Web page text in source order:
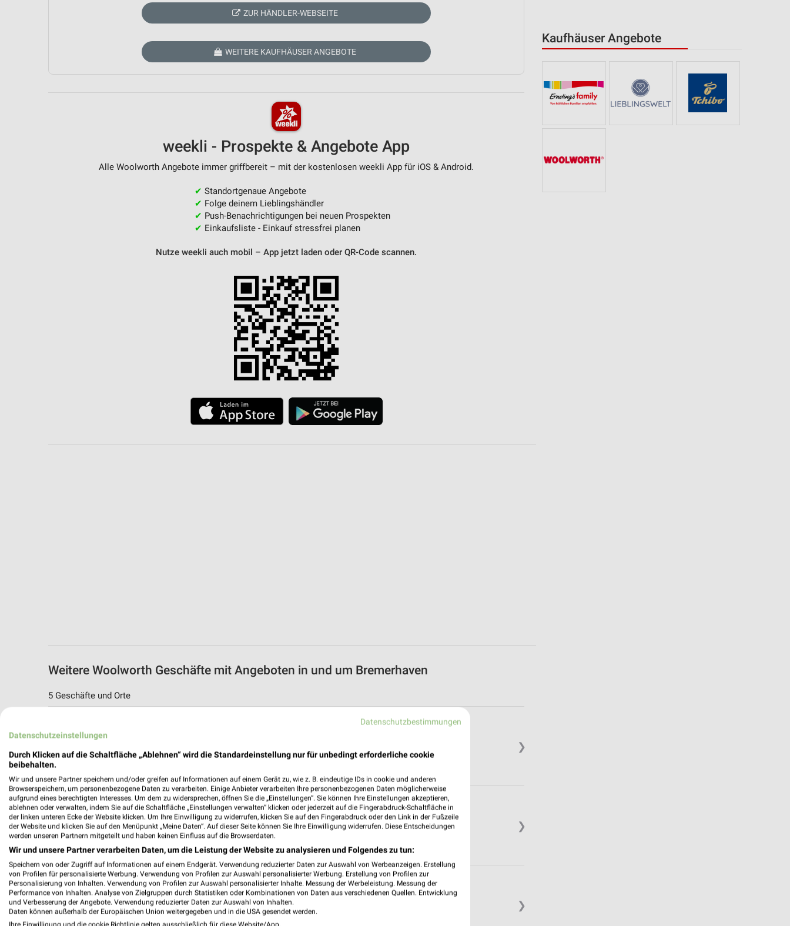
Kaufhäuser Angebote
ZUR HÄNDLER-WEBSEITE
WEITERE KAUFHÄUSER ANGEBOTE
weekli - Prospekte & Angebote App
Alle Woolworth Angebote immer griffbereit – mit der kostenlosen weekli App für iOS & Android.
✔ Standortgenaue Angebote
✔ Folge deinem Lieblingshändler
✔ Push-Benachrichtigungen bei neuen Prospekten
✔ Einkaufsliste - Einkauf stressfrei planen
Nutze weekli auch mobil – App jetzt laden oder QR-Code scannen.
Weitere Woolworth Geschäfte mit Angeboten in und um Bremerhaven
5 Geschäfte und Orte
❯
Georg Seebeck Str. 56-58
27570 Bremerhaven
❯
Woolworth Angebote in Nordenham
Nordenham, Deutschland
346,21 km
❯
Woolworth Angebote in Brake
Brake, Deutschland
Datenschutzbestimmungen
Datenschutzeinstellungen
Durch Klicken auf die Schaltfläche „Ablehnen“ wird die Standardeinstellung nur für unbedingt erforderliche cookie
beibehalten.
Wir und unsere Partner speichern und/oder greifen auf Informationen auf einem Gerät zu, wie z. B. eindeutige IDs in cookie und anderen
Browserspeichern, um personenbezogene Daten zu verarbeiten. Einige Anbieter verarbeiten Ihre personenbezogenen Daten möglicherweise
aufgrund eines berechtigten Interesses. Um dem zu widersprechen, öffnen Sie die „Einstellungen“. Sie können Ihre Einstellungen akzeptieren,
ablehnen oder verwalten, indem Sie auf die Schaltfläche „Einstellungen verwalten“ klicken oder jederzeit auf die Fingerabdruck-Schaltfläche in
der linken unteren Ecke der Website klicken. Um Ihre Einwilligung zu widerrufen, klicken Sie auf den Fingerabdruck oder den Link in der Fußzeile
der Website und klicken Sie auf den Menüpunkt „Meine Daten“. Auf dieser Seite können Sie Ihre Einwilligung widerrufen. Diese Entscheidungen
werden unseren Partnern mitgeteilt und haben keinen Einfluss auf die Browserdaten.
Wir und unsere Partner verarbeiten Daten, um die Leistung der Website zu analysieren und Folgendes zu tun:
Speichern von oder Zugriff auf Informationen auf einem Endgerät. Verwendung reduzierter Daten zur Auswahl von Werbeanzeigen. Erstellung
von Profilen für personalisierte Werbung. Verwendung von Profilen zur Auswahl personalisierter Werbung. Erstellung von Profilen zur
Personalisierung von Inhalten. Verwendung von Profilen zur Auswahl personalisierter Inhalte. Messung der Werbeleistung. Messung der
Performance von Inhalten. Analyse von Zielgruppen durch Statistiken oder Kombinationen von Daten aus verschiedenen Quellen. Entwicklung
und Verbesserung der Angebote. Verwendung reduzierter Daten zur Auswahl von Inhalten.
Daten können außerhalb der Europäischen Union weitergegeben und in die USA gesendet werden.